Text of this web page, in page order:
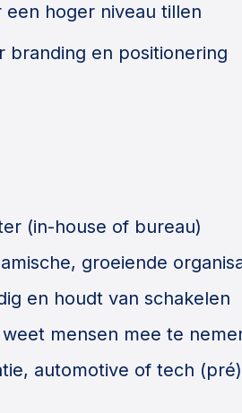
een hoger niveau tillen
branding en positionering
(in-house of bureau)
groeiende
en houdt van schakelen
mensen mee te
automotive of tech (pré)